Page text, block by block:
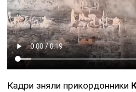
Кадри зняли прикордонники